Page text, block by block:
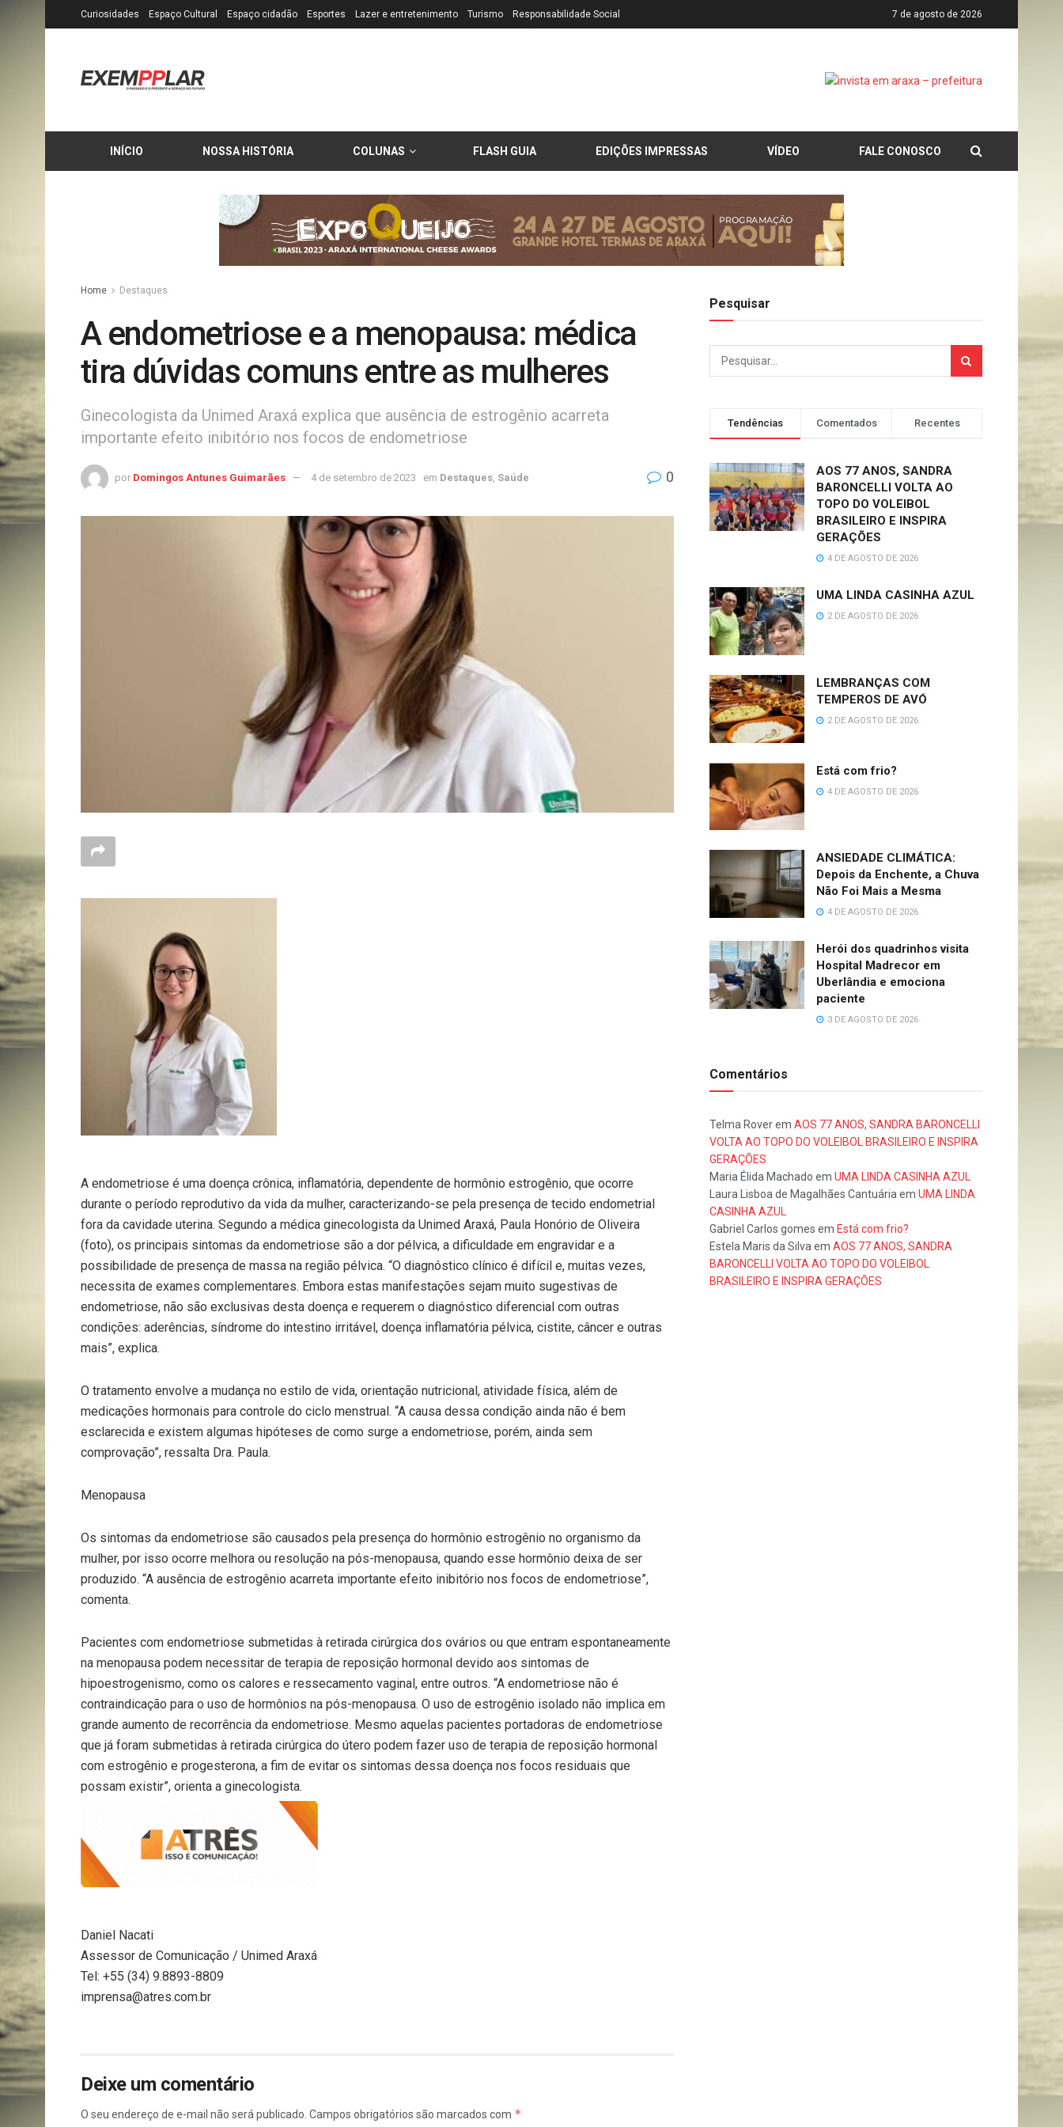
Curiosidades Espaço Cultural Espaço cidadão Esportes Lazer e entretenimento Turismo Responsabilidade Social 7 de agosto de 2026
INÍCIO NOSSA HISTÓRIA COLUNAS FLASH GUIA EDIÇÕES IMPRESSAS VÍDEO FALE CONOSCO
Home Destaques
A endometriose e a menopausa: médica
tira dúvidas comuns entre as mulheres
Ginecologista da Unimed Araxá explica que ausência de estrogênio acarreta
importante efeito inibitório nos focos de endometriose
por Domingos Antunes Guimarães 4 de setembro de 2023 em Destaques Saúde 0
A endometriose é uma doença crônica, inflamatória, dependente de hormônio estrogênio, que ocorre
durante o período reprodutivo da vida da mulher, caracterizando-se pela presença de tecido endometrial
fora da cavidade uterina. Segundo a médica ginecologista da Unimed Araxá, Paula Honório de Oliveira
(foto), os principais sintomas da endometriose são a dor pélvica, a dificuldade em engravidar e a
possibilidade de presença de massa na região pélvica. “O diagnóstico clínico é difícil e, muitas vezes,
necessita de exames complementares. Embora estas manifestações sejam muito sugestivas de
endometriose, não são exclusivas desta doença e requerem o diagnóstico diferencial com outras
condições: aderências, síndrome do intestino irritável, doença inflamatória pélvica, cistite, câncer e outras
mais”, explica.
O tratamento envolve a mudança no estilo de vida, orientação nutricional, atividade física, além de
medicações hormonais para controle do ciclo menstrual. “A causa dessa condição ainda não é bem
esclarecida e existem algumas hipóteses de como surge a endometriose, porém, ainda sem
comprovação”, ressalta Dra. Paula.
Menopausa
Os sintomas da endometriose são causados pela presença do hormônio estrogênio no organismo da
mulher, por isso ocorre melhora ou resolução na pós-menopausa, quando esse hormônio deixa de ser
produzido. “A ausência de estrogênio acarreta importante efeito inibitório nos focos de endometriose”,
comenta.
Pacientes com endometriose submetidas à retirada cirúrgica dos ovários ou que entram espontaneamente
na menopausa podem necessitar de terapia de reposição hormonal devido aos sintomas de
hipoestrogenismo, como os calores e ressecamento vaginal, entre outros. “A endometriose não é
contraindicação para o uso de hormônios na pós-menopausa. O uso de estrogênio isolado não implica em
grande aumento de recorrência da endometriose. Mesmo aquelas pacientes portadoras de endometriose
que já foram submetidas à retirada cirúrgica do útero podem fazer uso de terapia de reposição hormonal
com estrogênio e progesterona, a fim de evitar os sintomas dessa doença nos focos residuais que
possam existir”, orienta a ginecologista.
Daniel Nacati
Assessor de Comunicação / Unimed Araxá
Tel: +55 (34) 9.8893-8809
imprensa@atres.com.br
Deixe um comentário
O seu endereço de e-mail não será publicado. Campos obrigatórios são marcados com *
Pesquisar
Tendências Comentados Recentes
AOS 77 ANOS, SANDRA
BARONCELLI VOLTA AO
TOPO DO VOLEIBOL
BRASILEIRO E INSPIRA
GERAÇÕES
4 DE AGOSTO DE 2026
UMA LINDA CASINHA AZUL
2 DE AGOSTO DE 2026
LEMBRANÇAS COM
TEMPEROS DE AVÓ
2 DE AGOSTO DE 2026
Está com frio?
4 DE AGOSTO DE 2026
ANSIEDADE CLIMÁTICA:
Depois da Enchente, a Chuva
Não Foi Mais a Mesma
4 DE AGOSTO DE 2026
Herói dos quadrinhos visita
Hospital Madrecor em
Uberlândia e emociona
paciente
3 DE AGOSTO DE 2026
Comentários
Telma Roverem AOS 77 ANOS, SANDRA BARONCELLI
VOLTA AO TOPO DO VOLEIBOL BRASILEIRO E INSPIRA
GERAÇÕES
Maria Élida Machado em UMA LINDA CASINHA AZUL
Laura Lisboa de Magalhães Cantuáriaem UMA LINDA
CASINHA AZUL
Gabriel Carlos gomes em Está com frio?
Estela Maris da Silvaem AOS 77 ANOS, SANDRA
BARONCELLI VOLTA AO TOPO DO VOLEIBOL
BRASILEIRO E INSPIRA GERAÇÕES